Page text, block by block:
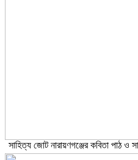
সাহিত্য জোট নারায়ণগঞ্জের কবিতা পাঠ ও